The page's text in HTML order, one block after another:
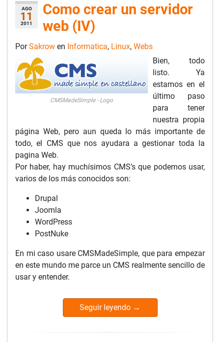
AGO
11
2011
Como crear un servidor
web (IV)
PorSakrow en Informatica, Linux, Webs
CMSMadeSimple - Logo
Bien, todo
listo. Ya
estamos en el
último paso
para tener
nuestra propia
página Web, pero aun queda lo más importante de
todo, el CMS que nos ayudara a gestionar toda la
pagina Web.
Por haber, hay muchísimos CMS’s que podemos usar,
varios de los más conocidos son:
Drupal
Joomla
WordPress
PostNuke
En mi caso usare CMSMadeSimple, que para empezar
en este mundo me parce un CMS realmente sencillo de
usar y entender.
Seguir leyendo →